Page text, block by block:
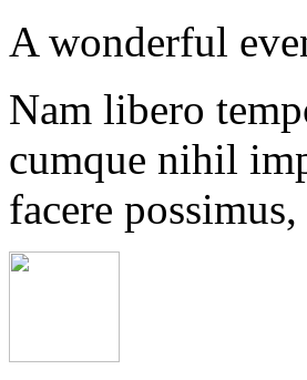
A wonderful
Nam libero
cumque nihil
facere